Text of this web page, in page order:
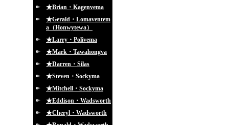
★Brian・Kagenvema
★Gerald・Lomaventem
a（Honwytewa）
★Larry・Polivema
★Mark・Tawahongva
★Darren・Silas
★Steven・Sockyma
★Mitchell・Sockyma
★Eddison・Wadsworth
★Cheryl・Wadsworth